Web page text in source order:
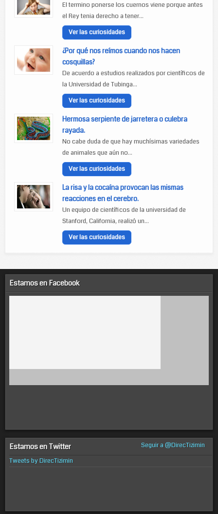
El termino ponerse los cuernos viene porque antes
el Rey tenia derecho a tener...
Ver las curiosidades
¿Por qué nos reímos cuando nos hacen
cosquillas?
De acuerdo a estudios realizados por científicos de
la Universidad de Tubinga...
Ver las curiosidades
Hermosa serpiente de jarretera o culebra
rayada.
No cabe duda de que hay muchísimas variedades
de animales que aún no...
Ver las curiosidades
La risa y la cocaína provocan las mismas
reacciones en el cerebro.
Un equipo de científicos de la universidad de
Stanford, California, realizó un...
Ver las curiosidades
Estamos en Facebook
Estamos en Twitter
Seguir a @DirecTizimin
Tweets by DirecTizimin